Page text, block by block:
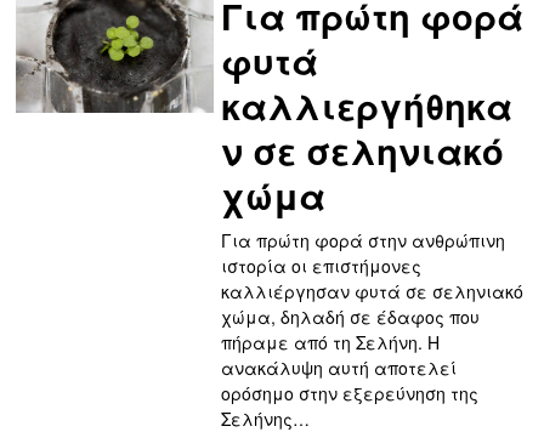
Για πρώτη φορά
φυτά
καλλιεργήθηκα
ν σε σεληνιακό
χώμα
Για πρώτη φορά στην ανθρώπινη
ιστορία οι επιστήμονες
καλλιέργησαν φυτά σε σεληνιακό
χώμα, δηλαδή σε έδαφος που
πήραμε από τη Σελήνη. Η
ανακάλυψη αυτή αποτελεί
ορόσημο στην εξερεύνηση της
Σελήνης…